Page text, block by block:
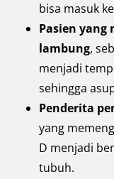
bisa masuk
Pasien yang
lambung,
menjadi
sehingga
Penderita
yang
D menjadi
tubuh.